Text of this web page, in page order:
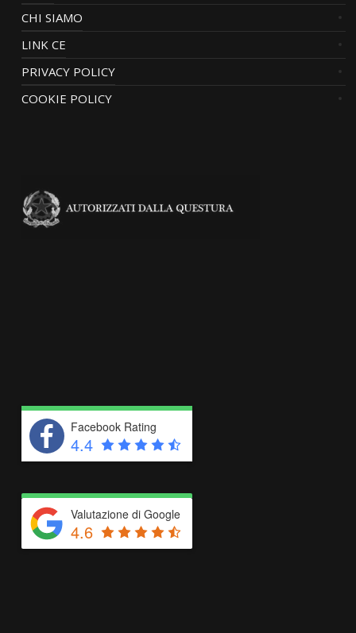
CHI SIAMO
LINK CE
PRIVACY POLICY
COOKIE POLICY
Facebook Rating
4.4
Valutazione di Google
4.6